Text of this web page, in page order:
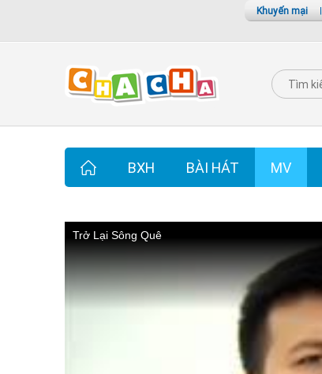
Khuyến mại |
BXH BÀI HÁT MV
Trở Lại Sông Quê